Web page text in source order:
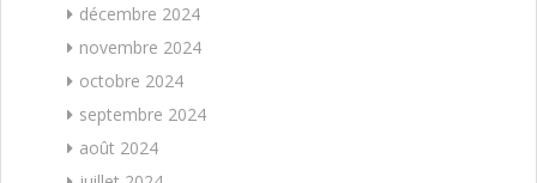
décembre 2024
novembre 2024
octobre 2024
septembre 2024
août 2024